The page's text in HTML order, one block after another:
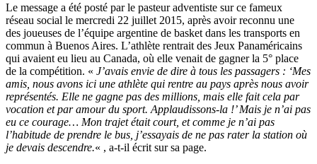
Le message a été posté par le pasteur adventiste sur ce fameux
réseau social le mercredi 22 juillet 2015, après avoir reconnu une
des joueuses de l’équipe argentine de basket dans les transports en
commun à Buenos Aires. L’athlète rentrait des Jeux Panaméricains
qui avaient eu lieu au Canada, où elle venait de gagner la 5° place
de la compétition. « J’avais envie de dire à tous les passagers : ‘Mes
amis, nous avons ici une athlète qui rentre au pays après nous avoir
représentés. Elle ne gagne pas des millions, mais elle fait cela par
vocation et par amour du sport. Applaudissons-la !’ Mais je n’ai pas
eu ce courage… Mon trajet était court, et comme je n’ai pas
l’habitude de prendre le bus, j’essayais de ne pas rater la station où
je devais descendre.« , a-t-il écrit sur sa page.